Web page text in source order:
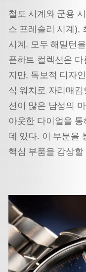
철도 시계와 군용
스 프레슬리 시계),
시계. 모두 해밀턴
픈하트 컬렉션은
지만, 독보적 디자
식 워치로 자리매
션이 많은 남성의
아웃한 다이얼을
데 있다. 이 부분을
핵심 부품을 감상할